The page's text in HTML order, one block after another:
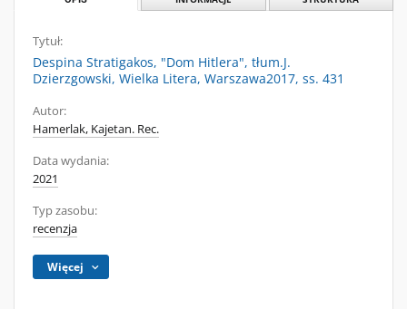
Tytuł:
Despina Stratigakos, "Dom Hitlera", tłum.J.
Dzierzgowski, Wielka Litera, Warszawa2017, ss. 431
Autor:
Hamerlak, Kajetan. Rec.
Data wydania:
2021
Typ zasobu:
recenzja
Więcej